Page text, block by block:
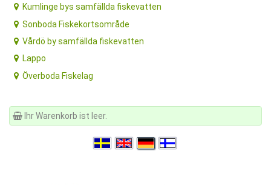
Kumlinge bys samfällda fiskevatten
Sonboda Fiskekortsområde
Vårdö by samfällda fiskevatten
Lappo
Överboda Fiskelag
Ihr Warenkorb ist leer.